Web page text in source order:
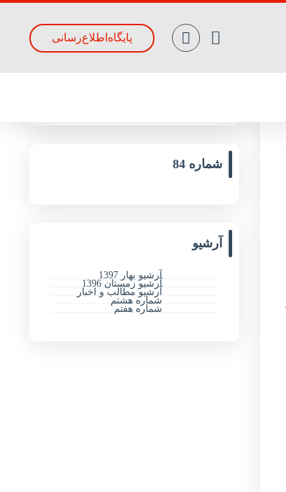
پایگاه‌اطلاع‌رسانی
جدیدترین مقالات
شماره 84
آرشیو
آرشیو بهار 1397
آرشیو زمستان 1396
آرشیو مطالب و اخبار
شماره هشتم
شماره هفتم